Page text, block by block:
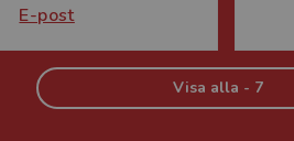
E-post
Visa alla - 7